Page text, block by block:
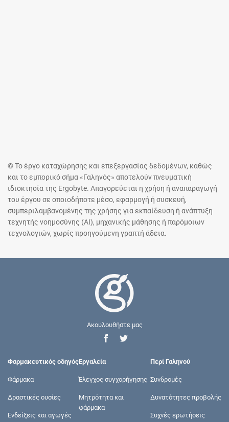
© Το έργο καταχώρησης και επεξεργασίας δεδομένων, καθώς
και το εμπορικό σήμα «Γαληνός» αποτελούν πνευματική
ιδιοκτησία της Ergobyte. Απαγορεύεται η χρήση ή αναπαραγωγή
του έργου σε οποιοδήποτε μέσο, εφαρμογή ή συσκευή,
συμπεριλαμβανομένης της χρήσης για εκπαίδευση ή ανάπτυξη
τεχνητής νοημοσύνης (AI), μηχανικής μάθησης ή παρόμοιων
τεχνολογιών, χωρίς προηγούμενη γραπτή άδεια.
Ακουλουθήστε μας
Φαρμακευτικός οδηγός
Φάρμακα
Δραστικές ουσίες
Ενδείξεις και αγωγές
Εργαλεία
Έλεγχος συγχορήγησης
Μητρότητα και
φάρμακα
Περί Γαληνού
Συνδρομές
Δυνατότητες προβολής
Συχνές ερωτήσεις